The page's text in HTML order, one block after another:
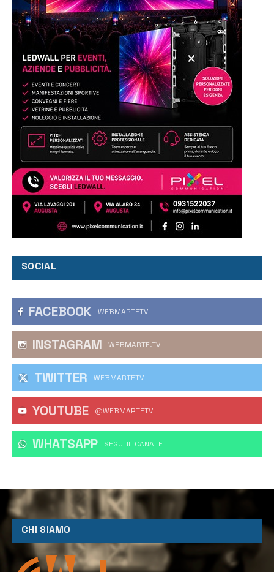
SOCIAL
FACEBOOK WEBMARTETV
INSTAGRAM WEBMARTE.TV
TWITTER WEBMARTETV
YOUTUBE @WEBMARTETV
WHATSAPP ‎SEGUI IL CANALE
CHI SIAMO